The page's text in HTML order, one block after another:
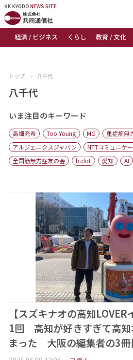
KK KYODO NEWS SITE
経済 / ビジネス くらし 教育 / 文化
KK KYODONEWS SITE
トップページ
ニュース
おすすめコンテンツ
出版物
会社概要
トップ › 八千代
八千代
いま注目のキーワード
高畑充希 Too Young MG
重症筋無
アルジェニクスジャパン
NTTコミュニケ
全国筋無力症友の会
b.dot 愛知 AI
【スズキナオの高知
1回 高知が好きすぎて高知
まった 大阪の編集者の3冊